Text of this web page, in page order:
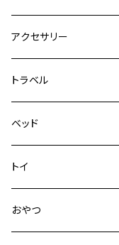
デニム＆コーデュロイ
その他
デニム＆コーデュロイ
その他
クイックハーネス
メッシュフィットハーネス
デニム＆コーデュロイ
その他
DFDブースト
アクセサリー
トラベル
ドライブハーネス
カーシートアタッチメント
クリック
ベッド
トイ
おやつ